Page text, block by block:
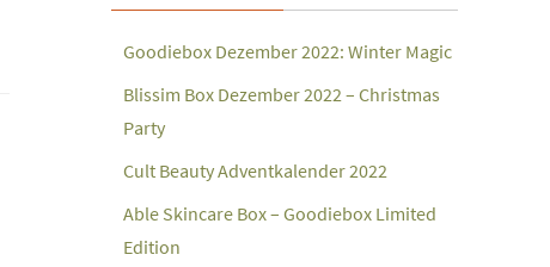
Goodiebox Dezember 2022: Winter Magic
Blissim Box Dezember 2022 – Christmas
Party
Cult Beauty Adventkalender 2022
Able Skincare Box – Goodiebox Limited
Edition